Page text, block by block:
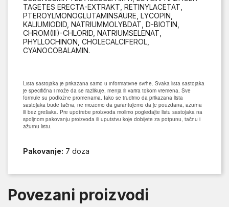
TAGETES ERECTA-EXTRAKT, RETINYLACETAT,
PTEROYLMONOGLUTAMINSÄURE, LYCOPIN,
KALIUMIODID, NATRIUMMOLYBDAT, D-BIOTIN,
CHROM(III)-CHLORID, NATRIUMSELENAT,
PHYLLOCHINON, CHOLECALCIFEROL,
CYANOCOBALAMIN.
Lista sastojaka je prikazana samo u informativne svrhe. Svaka lista sastojaka
je specifična i može da se razlikuje, menja ili varira tokom vremena. Sve
formule su podložne promenama. Iako se trudimo da prikazana lista
sastojaka bude tačna, ne možemo da garantujemo da je pouzdana, ažurna
ili bez grešaka. Pre upotrebe proizvoda molimo pogledajte listu sastojaka na
spoljnom pakovanju proizvoda ili uputstvu koje dobijete za potpunu, tačnu i
ažurnu listu.
Pakovanje: 7 doza
Povezani proizvodi